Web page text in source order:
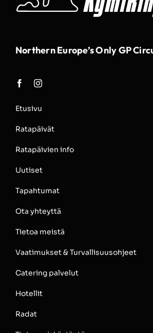
Northern Europe’s Only GP
Etusivu
Ratapäivät
Ratapäivien info
Uutiset
Tapahtumat
Ota yhteyttä
Tietoa meistä
Vaatimukset & Turvallisuusohjeet
Catering palvelut
Hotellit
Radat